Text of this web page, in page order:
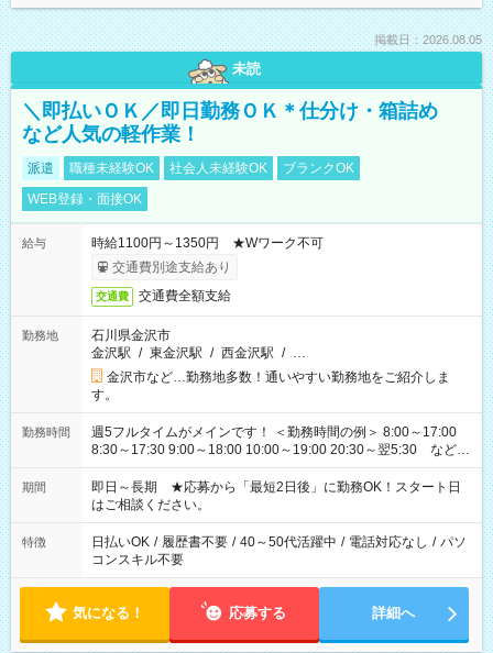
掲載日：2026.08.05
未読
＼即払いＯＫ／即日勤務ＯＫ＊仕分け・箱詰め
など人気の軽作業！
派遣 職種未経験OK 社会人未経験OK
ブランクOK
WEB登録・面接OK
給与
時給1100円～1350円 ★Wワーク不可
交通費別途支給あり
交通費 交通費全額支給
勤務地
石川県金沢市
金沢駅 / 東金沢駅 / 西金沢駅 / …
金沢市など…勤務地多数！通いやすい勤務地をご紹介しま
す。
勤務時間
週5フルタイムがメインです！ ＜勤務時間の例＞ 8:00～17:00
8:30～17:30 9:00～18:00 10:00～19:00 20:30～翌5:30 など ★
その他にも勤務時間多数！ 日勤のみ、残業なし、交替制など
ご希望を教えてください！
期間
即日～長期 ★応募から「最短2日後」に勤務OK！スタート日
はご相談ください。
特徴 日払いOK / 履歴書不要 / 40～50代活躍中 / 電話対応なし / パソ
コンスキル不要
気になる！ 応募する 詳細へ